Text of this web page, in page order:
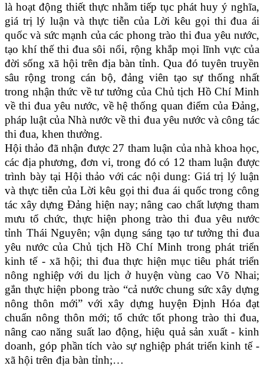
là hoạt động thiết thực nhằm tiếp tục phát huy ý nghĩa,
giá trị lý luận và thực tiễn của Lời kêu gọi thi đua ái
quốc và sức mạnh của các phong trào thi đua yêu nước,
tạo khí thế thi đua sôi nổi, rộng khắp mọi lĩnh vực của
đời sống xã hội trên địa bàn tỉnh. Qua đó tuyên truyền
sâu rộng trong cán bộ, đảng viên tạo sự thống nhất
trong nhận thức về tư tưởng của Chủ tịch Hồ Chí Minh
về thi đua yêu nước, về hệ thống quan điểm của Đảng,
pháp luật của Nhà nước về thi đua yêu nước và công tác
thi đua, khen thưởng.
Hội thảo đã nhận được 27 tham luận của nhà khoa học,
các địa phương, đơn vi, trong đó có 12 tham luận được
trình bày tại Hội thảo với các nội dung: Giá trị lý luận
và thực tiễn của Lời kêu gọi thi đua ái quốc trong công
tác xây dựng Đảng hiện nay; nâng cao chất lượng tham
mưu tổ chức, thực hiện phong trào thi đua yêu nước
tỉnh Thái Nguyên; vận dụng sáng tạo tư tưởng thi đua
yêu nước của Chủ tịch Hồ Chí Minh trong phát triển
kinh tế - xã hội; thi đua thực hiện mục tiêu phát triển
nông nghiệp với du lịch ở huyện vùng cao Võ Nhai;
gắn thực hiện pbong trào “cả nước chung sức xây dựng
nông thôn mới” với xây dựng huyện Định Hóa đạt
chuẩn nông thôn mới; tổ chức tốt phong trào thi đua,
nâng cao năng suất lao động, hiệu quả sản xuất - kinh
doanh, góp phần tích vào sự nghiệp phát triển kinh tế -
xã hội trên địa bàn tỉnh;…